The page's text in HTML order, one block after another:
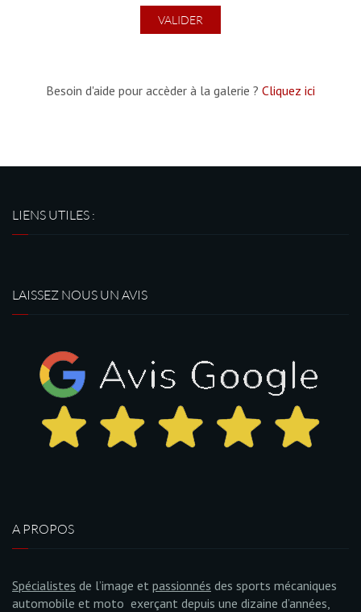
Besoin d'aide pour accèder à la galerie ? Cliquez ici
LIENS UTILES :
LAISSEZ NOUS UN AVIS
A PROPOS
Spécialistes de l’image et passionnés des sports mécaniques
automobile et moto exerçant depuis une dizaine d’années,